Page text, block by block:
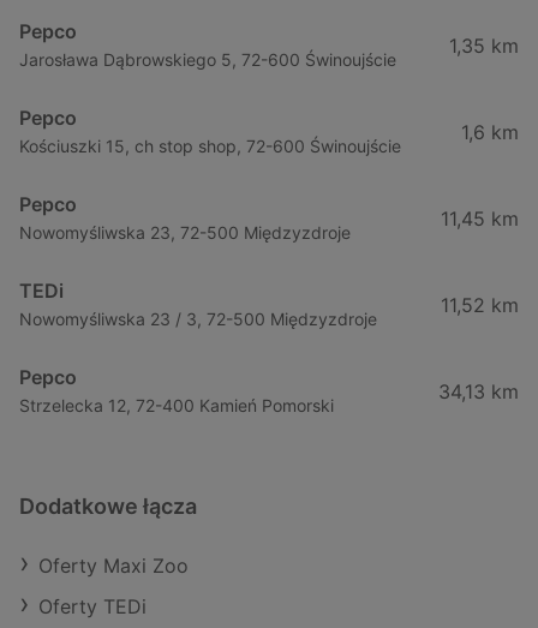
Pepco
Jarosława Dąbrowskiego 5, 72-600 Świnoujście
1,35 km
Pepco
Kościuszki 15, ch stop shop, 72-600 Świnoujście
1,6 km
Pepco
Nowomyśliwska 23, 72-500 Międzyzdroje
11,45 km
TEDi
Nowomyśliwska 23 / 3, 72-500 Międzyzdroje
11,52 km
Pepco
Strzelecka 12, 72-400 Kamień Pomorski
34,13 km
Dodatkowe łącza
Oferty Maxi Zoo
Oferty TEDi